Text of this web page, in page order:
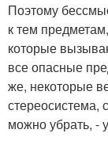
Поэтому
к тем
которые
все опасные
же, некоторые
стереосистема,
можно убрать, -